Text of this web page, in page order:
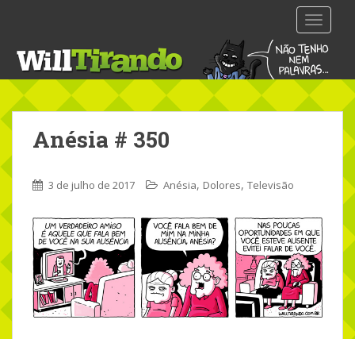
t
m
n
o
e
Anésia # 350
3 de julho de 2017 Anésia, Dolores, Televisão